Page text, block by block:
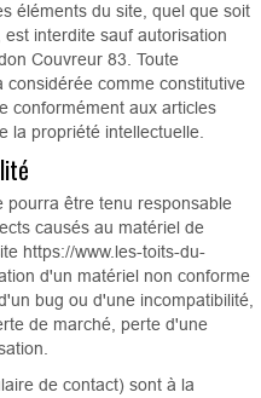
éléments du site, quel que soit
interdite sauf autorisation
Couvreur 83. Toute
comme constitutive
conformément aux articles
la propriété intellectuelle.
pourra être tenu responsable
causés au matériel de
https://www.les-toits-du-
d'un matériel non conforme
bug ou d'une incompatibilité,
de marché, perte d'une
de contact) sont à la